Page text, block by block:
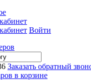
Войти
Заказать обратный
в корзине